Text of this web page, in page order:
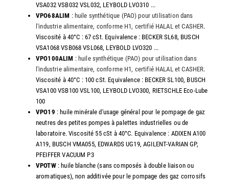
VSA032 VSB032 VSL032, LEYBOLD LVO310 ...
VPO68ALIM : huile synthétique (PAO) pour utilisation dans
l'industrie alimentaire, conforme H1, certifié HALAL et CASHER.
Viscosité à 40°C : 67 cSt. Equivalence : BECKER SL68, BUSCH
VSA1068 VSB068 VSL068, LEYBOLD LVO320 ...
VPO100ALIM : huile synthétique (PAO) pour utilisation dans
l'industrie alimentaire, conforme H1, certifié HALAL et CASHER.
Viscosité à 40°C : 100 cSt. Equivalence : BECKER SL100, BUSCH
VSA100 VSB100 VSL100, LEYBOLD LVO300, RIETSCHLE Eco-Lube
100
VPO19 : huile minérale d'usage général pour le pompage de gaz
neutres des petites pompes à palettes industrielles ou de
laboratoire. Viscosité 55 cSt à 40°C. Equivalence : ADIXEN A100
A119, BUSCH VMA055, EDWARDS UG19, AGILENT-VARIAN GP,
PFEIFFER VACUUM P3
VPOTW: huile blanche (sans composés à double liaison ou
aromatiques), non additivée pour le pompage des gaz corrosifs